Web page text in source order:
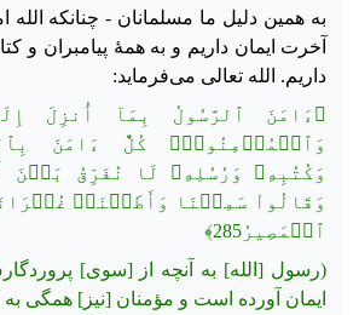
به همین دلیل ما مسلمانان - چنانکه الله
آخرت ایمان داریم و به همهٔ پیامبران و
داریم. الله تعالی می‌فرماید:
﴿ءَامَنَ ٱلرَّسُولُ بِمَآ أُنزِلَ
وَٱلۡمُؤۡمِنُونَۚ كُلٌّ ءَامَنَ
وَكُتُبِهِۦ وَرُسُلِهِۦ لَا نُفَرِّقُ بَيۡنَ
وَقَالُواْ سَمِعۡنَا وَأَطَعۡنَاۖ
ٱلۡمَصِيرُ285﴾
(رسول [الله] به آنچه از [سوی]
ایمان آورده است و مؤمنان [نیز] همگی